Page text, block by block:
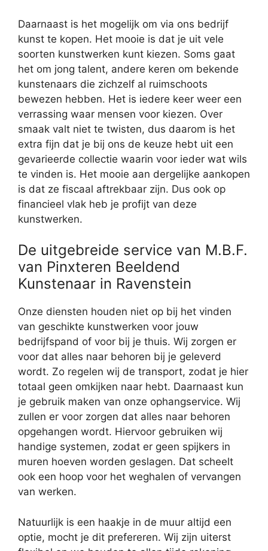
Daarnaast is het mogelijk om via ons bedrijf
kunst te kopen. Het mooie is dat je uit vele
soorten kunstwerken kunt kiezen. Soms gaat
het om jong talent, andere keren om bekende
kunstenaars die zichzelf al ruimschoots
bewezen hebben. Het is iedere keer weer een
verrassing waar mensen voor kiezen. Over
smaak valt niet te twisten, dus daarom is het
extra fijn dat je bij ons de keuze hebt uit een
gevarieerde collectie waarin voor ieder wat wils
te vinden is. Het mooie aan dergelijke aankopen
is dat ze fiscaal aftrekbaar zijn. Dus ook op
financieel vlak heb je profijt van deze
kunstwerken.
De uitgebreide service van M.B.F.
van Pinxteren Beeldend
Kunstenaar in Ravenstein
Onze diensten houden niet op bij het vinden
van geschikte kunstwerken voor jouw
bedrijfspand of voor bij je thuis. Wij zorgen er
voor dat alles naar behoren bij je geleverd
wordt. Zo regelen wij de transport, zodat je hier
totaal geen omkijken naar hebt. Daarnaast kun
je gebruik maken van onze ophangservice. Wij
zullen er voor zorgen dat alles naar behoren
opgehangen wordt. Hiervoor gebruiken wij
handige systemen, zodat er geen spijkers in
muren hoeven worden geslagen. Dat scheelt
ook een hoop voor het weghalen of vervangen
van werken.
Natuurlijk is een haakje in de muur altijd een
optie, mocht je dit prefereren. Wij zijn uiterst